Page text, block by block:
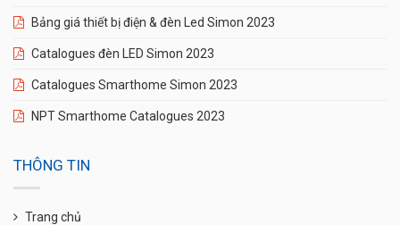
Bảng giá thiết bị điện & đèn Led Simon 2023
Catalogues đèn LED Simon 2023
Catalogues Smarthome Simon 2023
NPT Smarthome Catalogues 2023
THÔNG TIN
Trang chủ